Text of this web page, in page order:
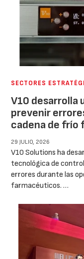
SECTORES
V10 desarrolla
prevenir
cadena de frío
29 JULIO, 2026
V10 Solutions ha
tecnológica de
errores durante las
farmacéuticos. …